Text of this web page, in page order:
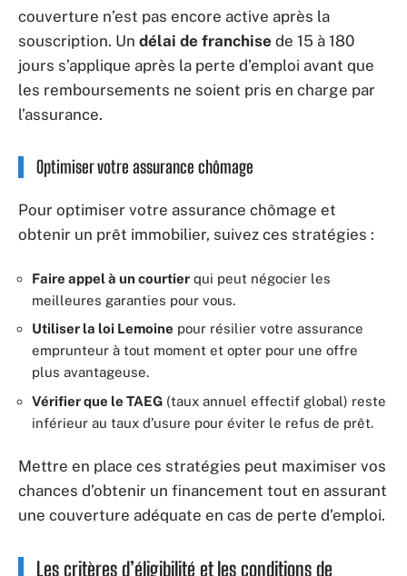
couverture n’est pas encore active après la
souscription. Un délai de franchise de 15 à 180
jours s’applique après la perte d’emploi avant que
les remboursements ne soient pris en charge par
l’assurance.
Optimiser votre assurance chômage
Pour optimiser votre assurance chômage et
obtenir un prêt immobilier, suivez ces stratégies :
Faire appel à un courtier qui peut négocier les
meilleures garanties pour vous.
Utiliser la loi Lemoine pour résilier votre assurance
emprunteur à tout moment et opter pour une offre
plus avantageuse.
Vérifier que le TAEG (taux annuel effectif global) reste
inférieur au taux d’usure pour éviter le refus de prêt.
Mettre en place ces stratégies peut maximiser vos
chances d’obtenir un financement tout en assurant
une couverture adéquate en cas de perte d’emploi.
Les critères d’éligibilité et les conditions de